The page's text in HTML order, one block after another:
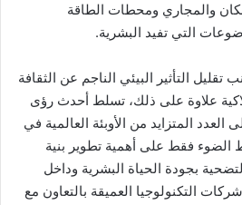
والمجاري ومحطات الطاقة
التي تفيد البشرية.
تقليل التأثير البيئي الناجم عن الثقافة
علاوة على ذلك، تسلط أحدث رؤى
المتزايد من الأوبئة العالمية في
الضوء فقط على أهمية تطوير بنية
بجودة الحياة البشرية وداخل
التكنولوجيا العميقة بالتعاون مع